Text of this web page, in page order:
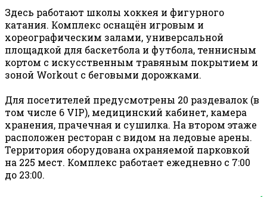
Здесь работают школы хоккея и фигурного
катания. Комплекс оснащён игровым и
хореографическим залами, универсальной
площадкой для баскетбола и футбола, теннисным
кортом с искусственным травяным покрытием и
зоной Workout с беговыми дорожками.
Для посетителей предусмотрены 20 раздевалок (в
том числе 6 VIP), медицинский кабинет, камера
хранения, прачечная и сушилка. На втором этаже
расположен ресторан с видом на ледовые арены.
Территория оборудована охраняемой парковкой
на 225 мест. Комплекс работает ежедневно с 7:00
до 23:00.